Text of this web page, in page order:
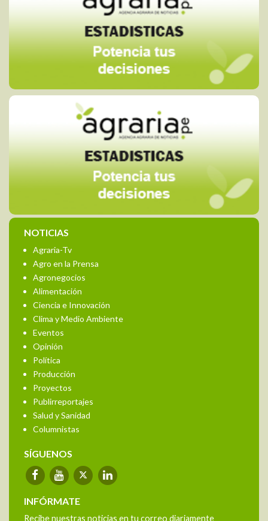
NOTICIAS
Agraria-Tv
Agro en la Prensa
Agronegocios
Alimentación
Ciencia e Innovación
Clima y Medio Ambiente
Eventos
Opinión
Política
Producción
Proyectos
Publirreportajes
Salud y Sanidad
Columnistas
SÍGUENOS
INFÓRMATE
Recibe nuestras noticias en tu correo diariamente